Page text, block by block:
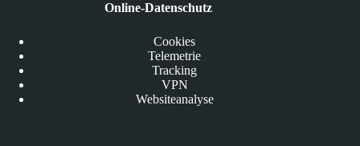
Online-Datenschutz
Cookies
Telemetrie
Tracking
VPN
Websiteanalyse